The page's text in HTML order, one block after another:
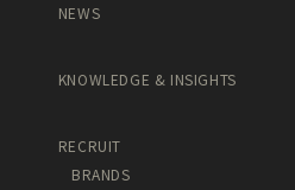
NEWS
KNOWLEDGE & INSIGHTS
RECRUIT
BRANDS